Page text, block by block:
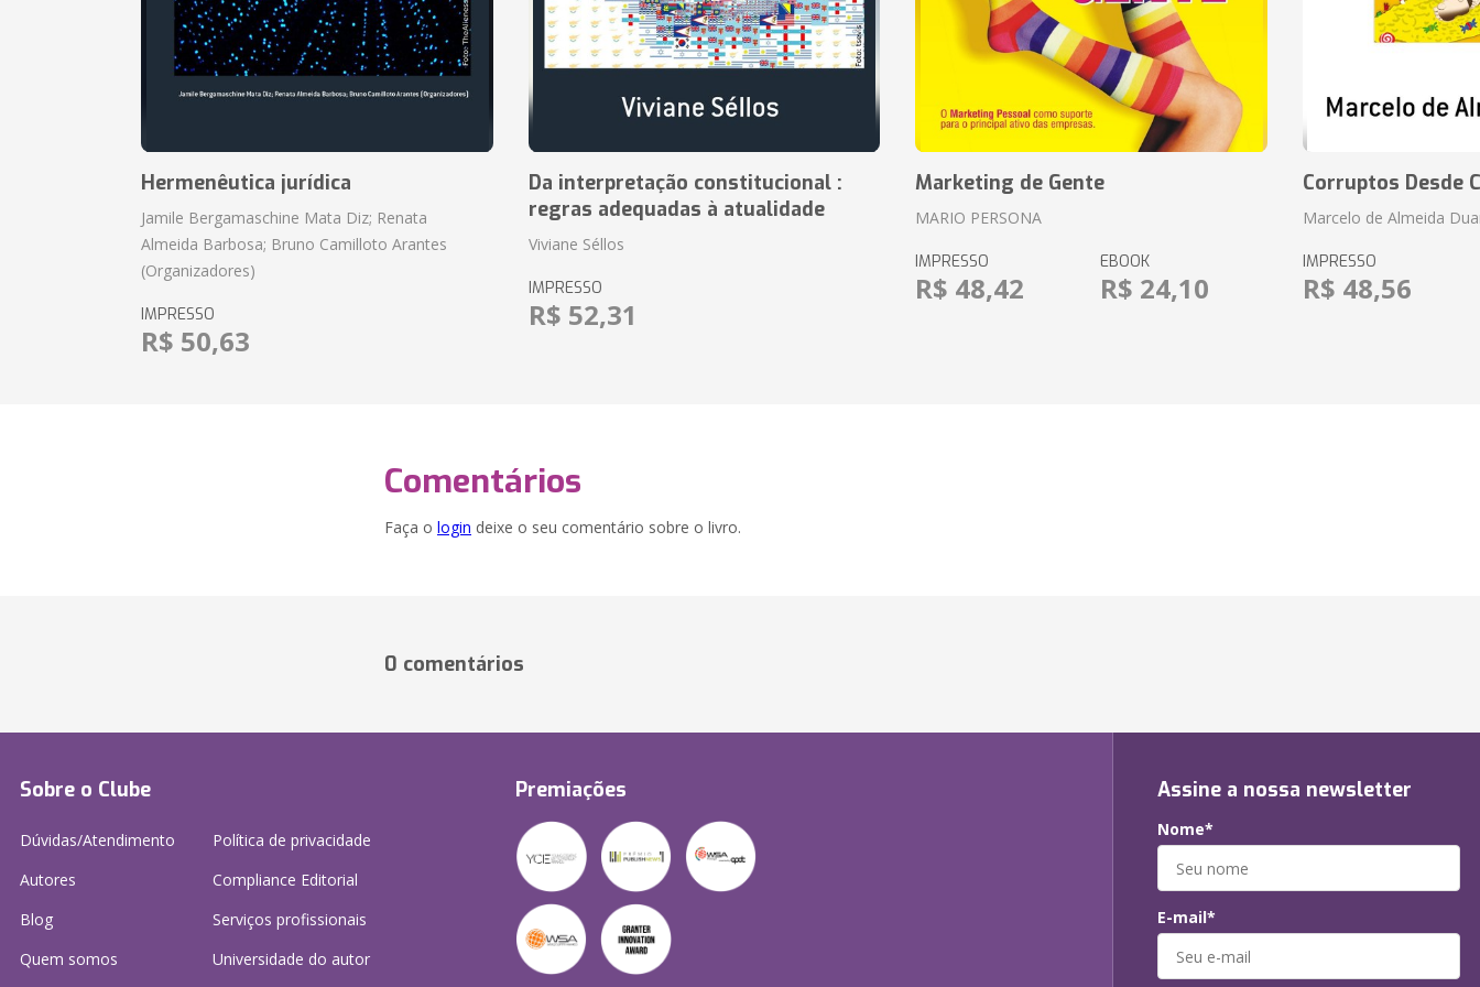
Hermenêutica jurídica
Jamile Bergamaschine Mata Diz; Renata
Almeida Barbosa; Bruno Camilloto Arantes
(Organizadores)
IMPRESSO
R$ 50,63
Da interpretação constitucional :
regras adequadas à atualidade
Viviane Séllos
IMPRESSO
R$ 52,31
Marketing de Gente
MARIO PERSONA
IMPRESSO
R$ 48,42
EBOOK
R$ 24,10
Corruptos Desde
Marcelo de Almeida
IMPRESSO
R$ 48,56
Comentários
Faça o login deixe o seu comentário sobre o livro.
0 comentários
Sobre o Clube
Dúvidas/Atendimento
Autores
Blog
Quem somos
Política de privacidade
Compliance Editorial
Serviços profissionais
Universidade do autor
Premiações Assine a nossa newsletter
Nome*
E-mail*